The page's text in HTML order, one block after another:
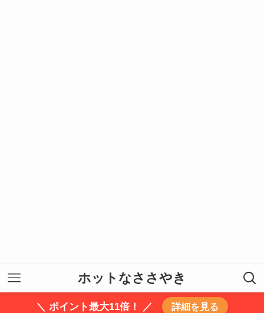
ホットなささやき
＼ ポイント最大11倍！ ／ 詳細を見る